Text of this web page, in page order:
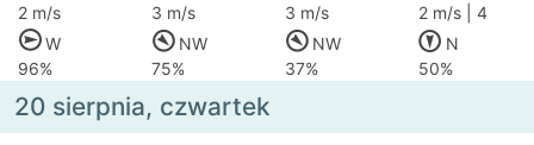
2 m/s
3 m/s 3 m/s
2 m/s | 4
W
NW NW
N
96%
75% 37% 50%
20 sierpnia, czwartek